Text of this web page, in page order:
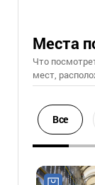
Места
Что
мест,
Все